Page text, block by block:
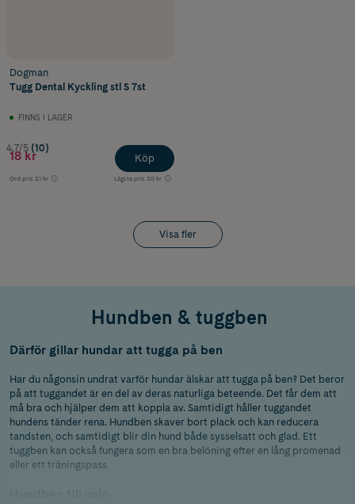
Dogman
Tugg Dental Kyckling stl S 7st
FINNS I LAGER
4.7/5 (10)
18 kr
Ord.pris 21 kr Lägsta pris 20 kr
Köp
Visa fler
Hundben & tuggben
Därför gillar hundar att tugga på ben
Har du någonsin undrat varför hundar älskar att tugga på ben? Det beror
på att tuggandet är en del av deras naturliga beteende. Det får dem att
må bra och hjälper dem att koppla av. Samtidigt håller tuggandet
hundens tänder rena. Hundben skaver bort plack och kan reducera
tandsten, och samtidigt blir din hund både sysselsatt och glad. Ett
tuggben kan också fungera som en bra belöning efter en lång promenad
eller ett träningspass.